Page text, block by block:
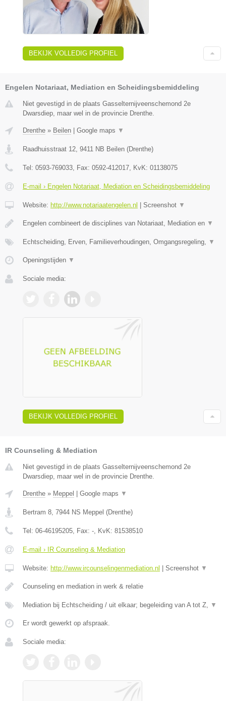
BEKIJK VOLLEDIG PROFIEL
Engelen Notariaat, Mediation en Scheidingsbemiddeling
Niet gevestigd in de plaats Gasselternijveenschemond 2e
Dwarsdiep, maar wel in de provincie Drenthe.
Drenthe » Beilen Google maps ▼
Raadhuisstraat 12, 9411 NB Beilen (Drenthe)
Tel: 0593-769033, Fax: 0592-412017, KvK: 01138075
E-mail › Engelen Notariaat, Mediation en Scheidingsbemiddeling
Website: http://www.notariaatengelen.nl Screenshot ▼
Engelen combineert de disciplines van Notariaat, Mediation en ▼
Echtscheiding, Erven, Familieverhoudingen, Omgangsregeling, ▼
Openingstijden ▼
Sociale media:
BEKIJK VOLLEDIG PROFIEL
IR Counseling & Mediation
Niet gevestigd in de plaats Gasselternijveenschemond 2e
Dwarsdiep, maar wel in de provincie Drenthe.
Drenthe » Meppel Google maps ▼
Bertram 8 7944 NS Meppel (Drenthe)
Tel: 06-46195205 , Fax: - , KvK: 81538510
E-mail › IR Counseling & Mediation
Website: http://www.ircounselingenmediation.nl Screenshot ▼
Counseling en mediation in werk & relatie
Mediation bij Echtscheiding / uit elkaar; begeleiding van A tot Z, ▼
Er wordt gewerkt op afspraak.
Sociale media: